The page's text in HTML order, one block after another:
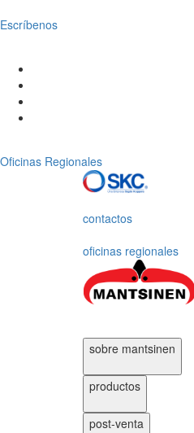
Escríbenos
Oficinas Regionales
contactos
oficinas regionales
sobre mantsinen
productos
post-venta